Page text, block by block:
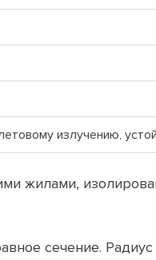
излучению,
жилами,
сечение.